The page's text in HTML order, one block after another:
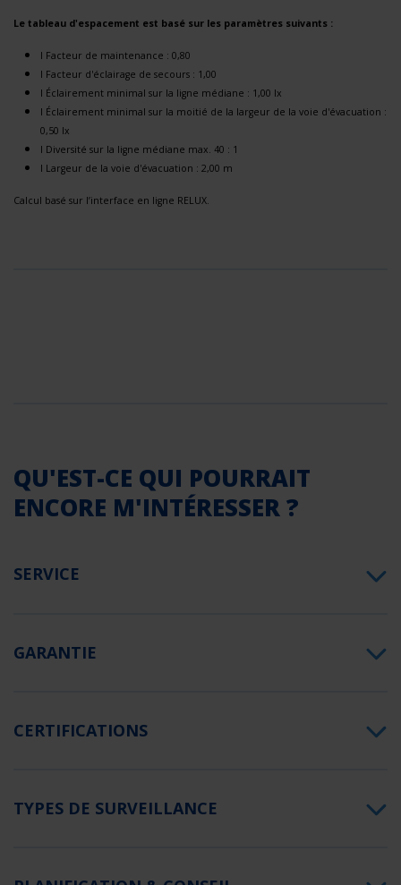
Le tableau d'espacement est basé sur les paramètres suivants :
l Facteur de maintenance : 0,80
l Facteur d'éclairage de secours : 1,00
l Éclairement minimal sur la ligne médiane : 1,00 lx
l Éclairement minimal sur la moitié de la largeur de la voie d'évacuation :
0,50 lx
l Diversité sur la ligne médiane max. 40 : 1
l Largeur de la voie d'évacuation : 2,00 m
Calcul basé sur l’interface en ligne RELUX.
QU'EST-CE QUI POURRAIT
ENCORE M'INTÉRESSER ?
SERVICE
GARANTIE
CERTIFICATIONS
TYPES DE SURVEILLANCE